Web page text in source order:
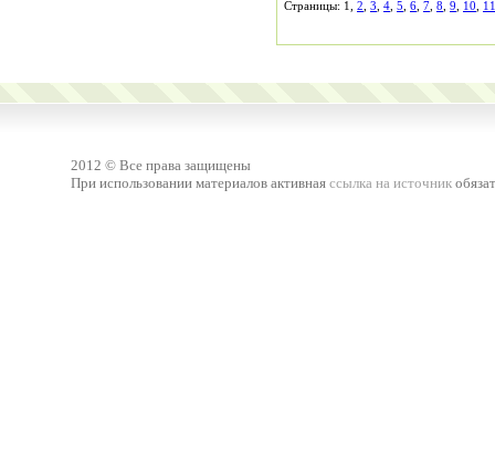
Страницы: 1, 2 3 4 5 6 7 8 9 10 11
2012 © Все права защищены
При использовании материалов активная ссылка на источник